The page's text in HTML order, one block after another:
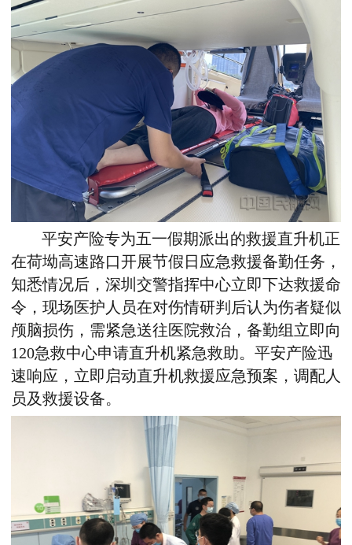
平安产险专为五一假期派出的救援直升机正
在荷坳高速路口开展节假日应急救援备勤任务，
知悉情况后，深圳交警指挥中心立即下达救援命
令，现场医护人员在对伤情研判后认为伤者疑似
颅脑损伤，需紧急送往医院救治，备勤组立即向
120急救中心申请直升机紧急救助。平安产险迅
速响应，立即启动直升机救援应急预案，调配人
员及救援设备。